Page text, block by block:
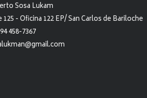
Sosa Lukam
- Oficina 122 EP/ San Carlos de Bariloche
458-7367